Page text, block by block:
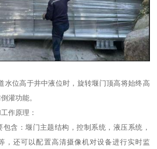
水位高于井中液位时，旋转堰门顶高将始终高
灌功能。
作原理：
含：堰门主题结构，控制系统，液压系统，
，还可以配置高清摄像机对设备进行实时监